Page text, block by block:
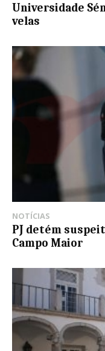
Universidade
velas
NOTÍCIAS
PJ detém
Campo Maior